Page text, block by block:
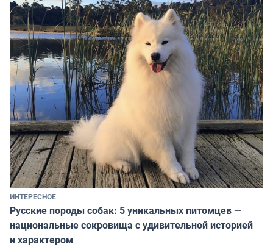
ИНТЕРЕСНОЕ
Русские породы собак: 5 уникальных питомцев —
национальные сокровища с удивительной историей
и характером